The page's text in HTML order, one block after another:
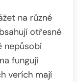
na různé
otřesné
nepůsobí
fungují
verích mají